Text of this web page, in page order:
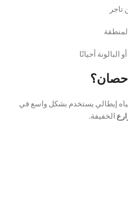
تاجر
أحيانًا
موتور مياه إيطالي يستخدم بشكل واسع في
الخفيفة.